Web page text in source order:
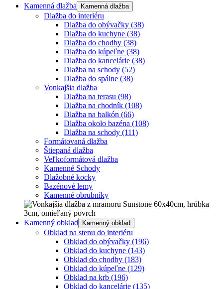
Kamenná dlažba
Kamenná dlažba
Dlažba do interiéru
Dlažba do obývačky (38)
Dlažba do kuchyne (38)
Dlažba do chodby (38)
Dlažba do kúpeľne (38)
Dlažba do kancelárie (38)
Dlažba na schody (52)
Dlažba do spálne (38)
Vonkajšia dlažba
Dlažba na terasu (98)
Dlažba na chodník (108)
Dlažba na balkón (66)
Dlažba okolo bazéna (108)
Dlažba na schody (111)
Formátovaná dlažba
Štiepaná dlažba
Veľkoformátová dlažba
Kamenné Schody
Dlažobné kocky
Bazénové lemy
Kamenné obrubníky
Kamenný obklad Kamenný obklad
Obklad na stenu do interiéru
Obklad do obývačky (196)
Obklad do kuchyne (143)
Obklad do chodby (183)
Obklad do kúpeľne (129)
Obklad na krb (196)
Obklad do kancelárie (135)